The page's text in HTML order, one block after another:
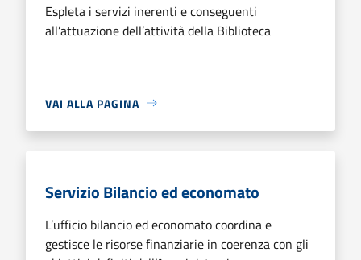
Espleta i servizi inerenti e conseguenti
all’attuazione dell’attività della Biblioteca
VAI ALLA PAGINA
Servizio Bilancio ed economato
L’ufficio bilancio ed economato coordina e
gestisce le risorse finanziarie in coerenza con gli